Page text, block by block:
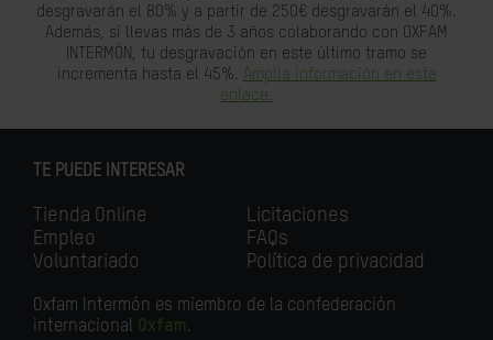
desgravarán el 80% y a partir de 250€ desgravarán el 40%.
Además, si llevas más de 3 años colaborando con OXFAM
INTERMÓN, tu desgravación en este último tramo se
incrementa hasta el 45%. Amplia información en este
enlace.
TE PUEDE INTERESAR
Tienda Online
Empleo
Voluntariado
Licitaciones
FAQs
Política de privacidad
Oxfam Intermón es miembro de la confederación
internacional Oxfam.